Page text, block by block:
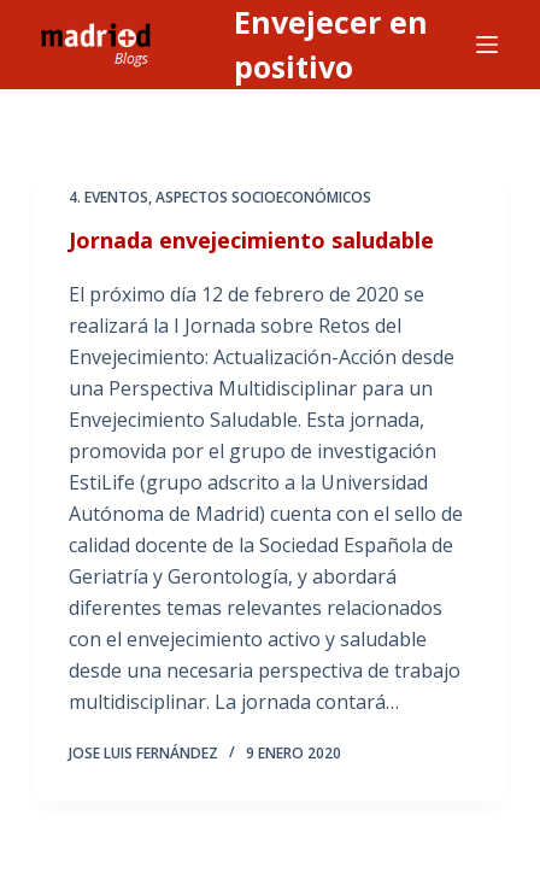
l
Envejecer en
positivo
4. EVENTOS,ASPECTOS SOCIOECONÓMICOS
Jornada envejecimiento saludable
El próximo día 12 de febrero de 2020 se
realizará la I Jornada sobre Retos del
Envejecimiento: Actualización-Acción desde
una Perspectiva Multidisciplinar para un
Envejecimiento Saludable. Esta jornada,
promovida por el grupo de investigación
EstiLife (grupo adscrito a la Universidad
Autónoma de Madrid) cuenta con el sello de
calidad docente de la Sociedad Española de
Geriatría y Gerontología, y abordará
diferentes temas relevantes relacionados
con el envejecimiento activo y saludable
desde una necesaria perspectiva de trabajo
multidisciplinar. La jornada contará…
JOSE LUIS FERNÁNDEZ 9 ENERO 2020